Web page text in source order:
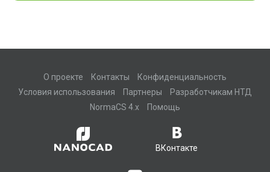
О проекте Контакты
Конфиденциальность
Условия использования
Партнеры
Разработчикам НТД
NormaCS 4.x
Помощь
ВКонтакте